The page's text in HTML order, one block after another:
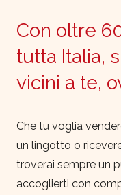
Con oltre
tutta Italia,
vicini a te,
Che tu voglia
un lingotto o
troverai sempre un
accoglierti con